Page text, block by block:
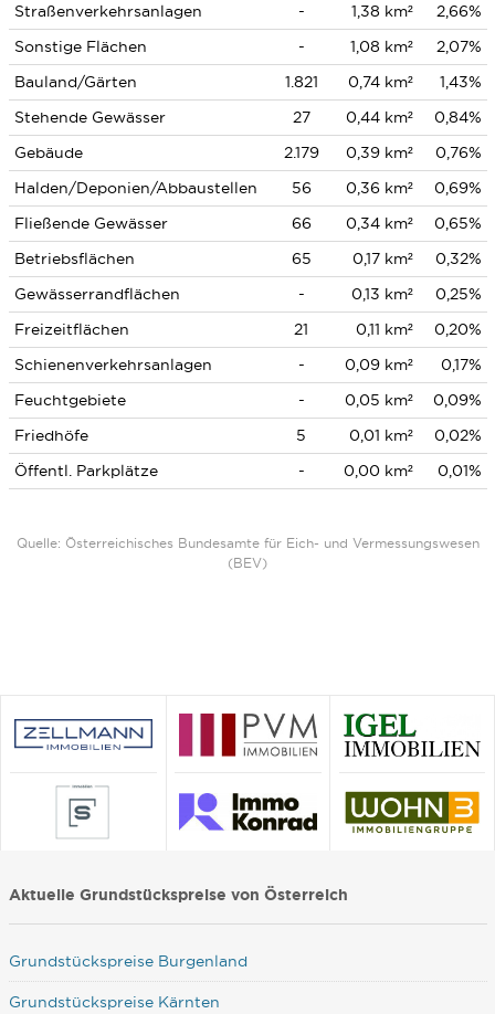
Straßenverkehrsanlagen - 1,38 km²
2,66%
Sonstige Flächen
- 1,08 km²
2,07%
Bauland/Gärten
1.821 0,74 km²
1,43%
Stehende Gewässer
27 0,44 km²
0,84%
Gebäude
2.179 0,39 km²
0,76%
Halden/Deponien/Abbaustellen
56 0,36 km²
0,69%
Fließende Gewässer
66 0,34 km²
0,65%
Betriebsflächen
65 0,17 km²
0,32%
Gewässerrandflächen
- 0,13 km²
0,25%
Freizeitflächen
21 0,11 km²
0,20%
Schienenverkehrsanlagen
- 0,09 km²
0,17%
Feuchtgebiete
- 0,05 km²
0,09%
Friedhöfe
5 0,01 km²
0,02%
Öffentl. Parkplätze
- 0,00 km² 0,01%
Quelle: Österreichisches Bundesamte für Eich- und Vermessungswesen
(BEV)
Aktuelle Grundstückspreise von Österreich
Grundstückspreise Burgenland
Grundstückspreise Kärnten